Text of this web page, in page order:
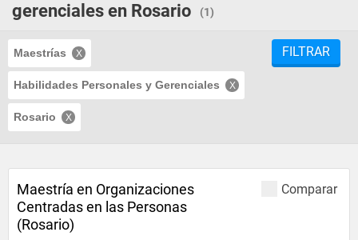
gerenciales en Rosario
(1)
Maestrías
Habilidades Personales y Gerenciales
Rosario
FILTRAR
Comparar
Maestría en Organizaciones
Centradas en las Personas
(Rosario)